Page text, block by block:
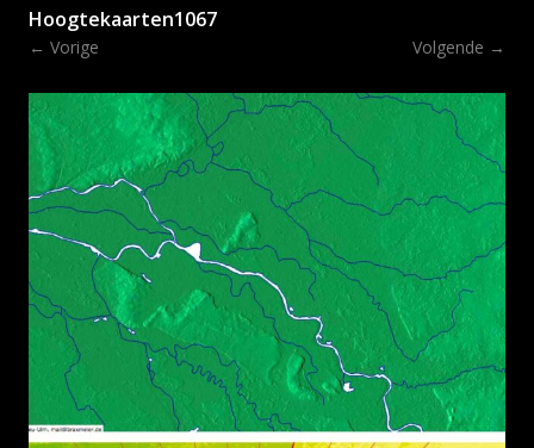
Hoogtekaarten1067
← Vorige Volgende →